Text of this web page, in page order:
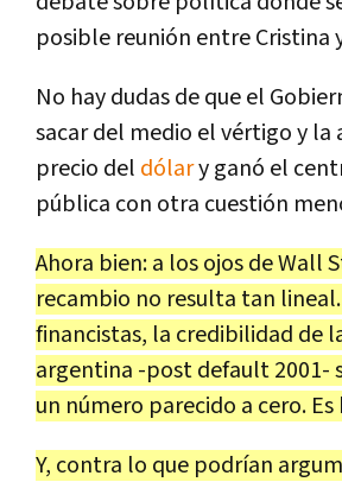
posible reunión entre Cristina
No hay dudas de que el
sacar del medio el vértigo y la
precio del dólary ganó el
pública con otra cuestión
Ahora bien: a los ojos de Wall
recambio no resulta tan
financistas, la credibilidad de
argentina -post default 2001-
un número parecido a cero. Es
Y, contra lo que podrían